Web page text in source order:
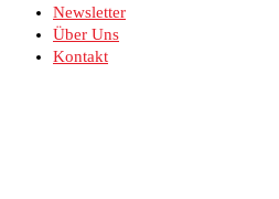
Newsletter
Über Uns
Kontakt